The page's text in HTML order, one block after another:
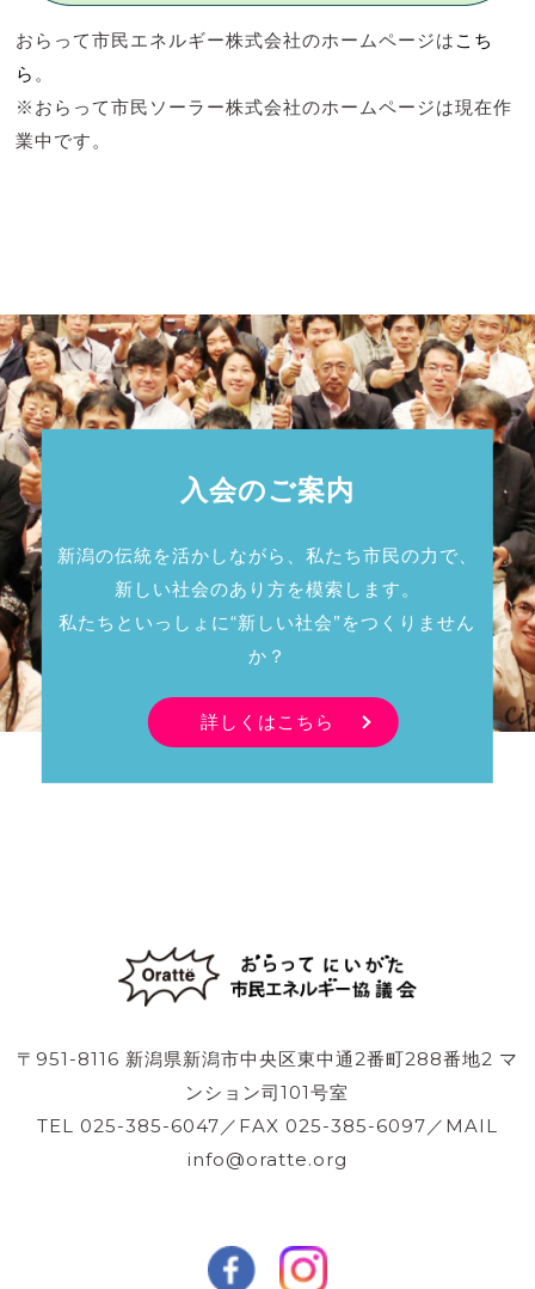
おらって市民エネルギー株式会社のホームページは こち
ら 。
※おらって市民ソーラー株式会社のホームページは現在作
業中です。
入会のご案内
新潟の伝統を活かしながら、私たち市民の力で、
新しい社会のあり方を模索します。
私たちといっしょに“新しい社会”をつくりません
か？
詳しくはこちら
〒951-8116 新潟県新潟市中央区東中通2番町288番地2 マ
ンション司101号室
TEL 025-385-6047／FAX 025-385-6097／MAIL
info@oratte.org